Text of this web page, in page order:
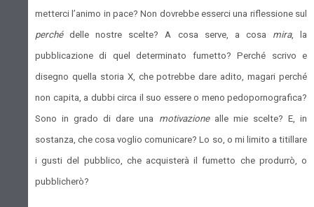
metterci l’animo in pace? Non dovrebbe esserci una riflessione sul
perchédelle nostre scelte? A cosa serve, a cosa mira, la
pubblicazione di quel determinato fumetto? Perché scrivo e
disegno quella storia X, che potrebbe dare adito, magari perché
non capita, a dubbi circa il suo essere o meno pedopornografica?
Sono in grado di dare una motivazionealle mie scelte? E, in
sostanza, che cosa voglio comunicare? Lo so, o mi limito a titillare
i gusti del pubblico, che acquisterà il fumetto che produrrò, o
pubblicherò?